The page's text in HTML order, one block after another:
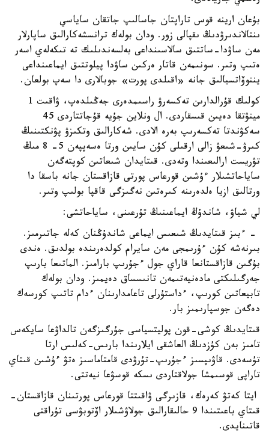
بۇعان ارينە قوس تاراپتان جاسالىپ جاتقان ساياسي
ىنتالاندىرۋدىڭ ىقپالى زور. ودان بولەك ترانسشەكارالىق ساپارلار
مەن ساۋدا-ساتتىق سالاسىنداعى بەلسەندىلىك تە تىكەلەي اسەر
ەتىپ وتىر. سونىمەن قاتار ەركىن ساۋدا پيلوتتىق ايماعىنداعى
يننوۆاتسيالىق جانە «اقىلدى پورت» جوبالارى دا سەپ بولعان.
كولىك قۇرالدارىن تەكسەرۋ راسىمدەرى جەڭىلدەپ، ۋاقىت 1
مينۋتقا دەيىن قىسقاردى. ال ونلاين جۇيە قۇجاتتاردى 45
سەكۋندتا تەكسەرىپ بەرە الادى. شەكارالىق وتكىزۋ پۋنكتىنىڭ
كىرۋ-شىعۋ زالى ارقىلى كۇن سايىن ورتا ەسەپپەن 5- 8 مىڭ
تۋريست ارالىعىندا وتەدى. قىتايدان شىعاتىن كوپتەگەن
ساياحاتشىلار ءۇشىن قورعاس پورتى قازاقستان جانە باسقا دا
ورتالىق ازيا ەلدەرىنە كىرەتىن نەگىزگى قاقپا بولىپ وتىر.
لي شياۋ، شاندۇڭ ايماعىنىڭ تۇرعىنى، ساياحاتشى:
- ءبىز قىتايدىڭ شىعىس ايماعى شاندۇڭنان كەلە جاتىرمىز.
بىرنەشە كۇن ءۇرىمجى مەن سايرام كولدەرىندە بولدىق. ەندى
بۇگىن قازاقستانعا قاراي جول ءجۇرىپ بارامىز. الماتىعا بارىپ
جەرگىلىكتى مادەنيەتىمەن تانىسساق دەيمىز. ودان بولەك
تابيعاتىن كورىپ، ءداستۇرلى تاعامدارىنان ءدام تاتىپ كورسەك
دەگەن جوسپارىمىز بار.
قىتايدىڭ كوشى-قون پوليتسياسى جۇرگىزگەن تالداۋعا سايكەس
تامىز بەن كۇزدىڭ العاشقى ايلارىندا بارىس-كەلىس ارتا
تۇسەدى. قاۋىپسىز ءجۇرىپ-تۇرۋدى قامتاماسىز ەتۋ ءۇشىن قىتاي
تاراپى قوسىمشا جولاقتاردى ىسكە قوسۋعا نيەتتى.
ايتا كەتۋ كەرەك، قازىرگى ۋاقىتتا قورعاس پورتىنان قازاقستان-
قىتاي باعىتىندا 9 حالىقارالىق جولاۋشىلار اۆتوبۋسى تۇراقتى
قاتىنايدى.